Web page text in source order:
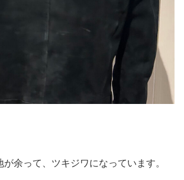
余って、ツキジワになっています。